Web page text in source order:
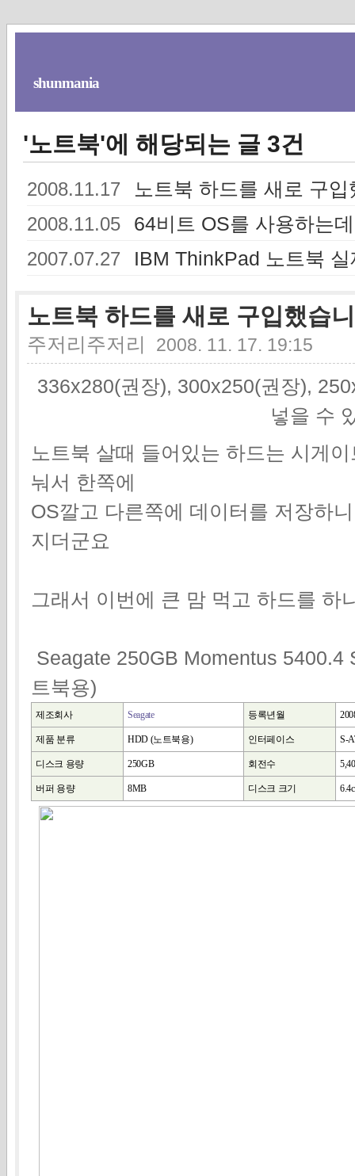
shunmania
'노트북'에 해당되는 글 3건
2008.11.17 노트북 하드를 새로 구
2008.11.05 64비트 OS를 사용하는
2007.07.27 IBM ThinkPad 노트북
노트북 하드를 새로 구입했습
주저리주저리 2008. 11. 17. 19:15
336x280(권장), 300x250(권장),
넣을 수
노트북 살때 들어있는 하드는 시게
눠서 한쪽에
OS깔고 다른쪽에 데이터를 저장하
지더군요
그래서 이번에 큰 맘 먹고 하드를 하
Seagate 250GB Momentus 5400.4
트북용)
제조회사 Seagate 등록년월
제품 분류 HDD (노트북용) 인터페이스 S-
디스크 용량 250GB 회전수
버퍼 용량 8MB 디스크 크기